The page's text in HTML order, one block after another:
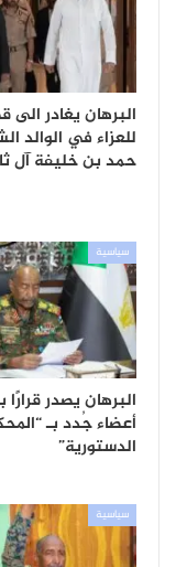
البرهان يغادر الى
للعزاء في الوالد
حمد بن خليفة آل
سياسية
البرهان يصدر
أعضاء جُدد بـ
الدستورية”
سياسية